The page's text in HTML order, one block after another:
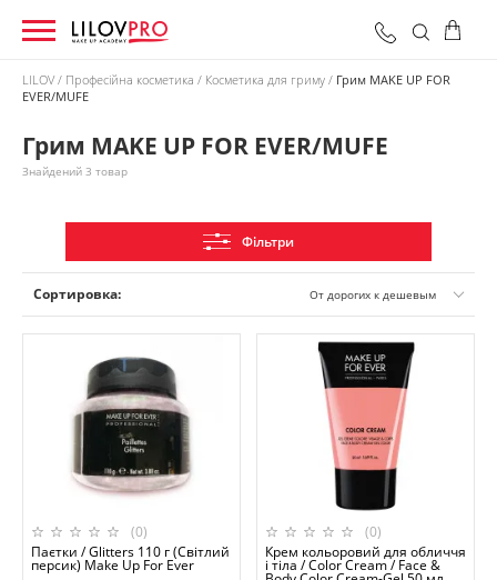
LILOV Професійна косметика Косметика для гриму
Грим MAKE UP FOR
EVER/MUFE
Грим MAKE UP FOR EVER/MUFE
Знайдений 3 товар
Фільтри
Сортировка: От дорогих к дешевым
(0)
Паєтки / Glitters 110 г (Світлий
персик) Make Up For Ever
(0)
Крем кольоровий для обличчя
і тіла / Color Cream / Face &